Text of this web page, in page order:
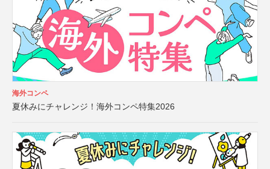
海外コンペ
夏休みにチャレンジ！海外コンペ特集2026